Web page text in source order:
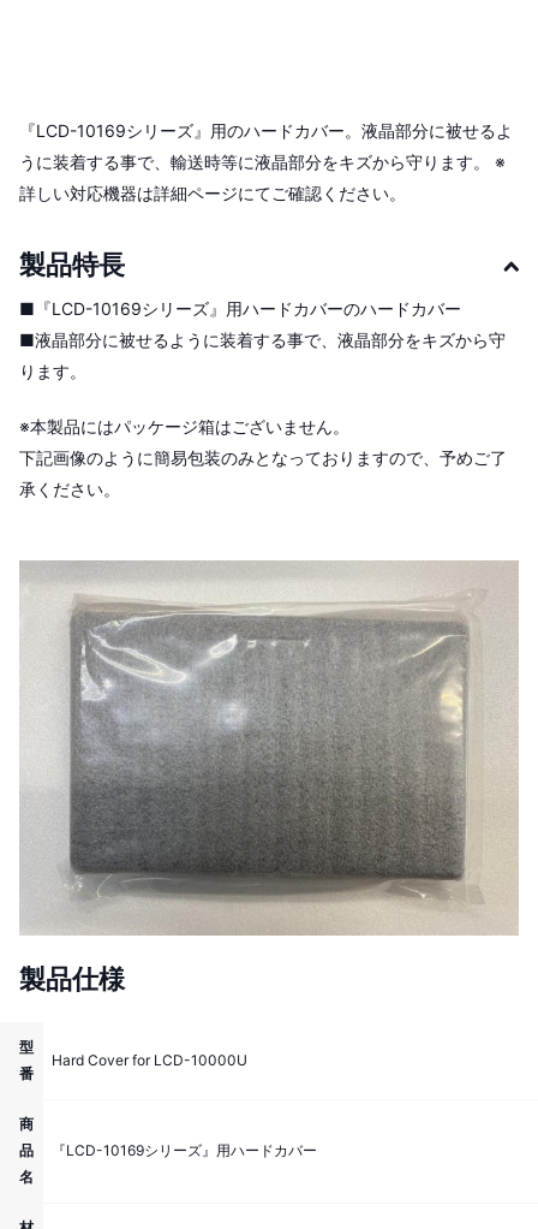
『LCD-10169シリーズ』用のハードカバー。液晶部分に被せるよ
うに装着する事で、輸送時等に液晶部分をキズから守ります。 ※
詳しい対応機器は詳細ページにてご確認ください。
製品特長
■『LCD-10169シリーズ』用ハードカバーのハードカバー
■液晶部分に被せるように装着する事で、液晶部分をキズから守
ります。
※本製品にはパッケージ箱はございません。
下記画像のように簡易包装のみとなっておりますので、予めご了
承ください。
製品仕様
型
番
Hard Cover for LCD-10000U
商
品
名
『LCD-10169シリーズ』用ハードカバー